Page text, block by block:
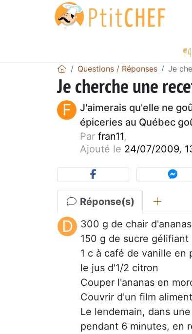
Questions / Réponses Je
Je cherche une
F
J'aimerais qu'elle ne
épiceries au Québec
Par fran11,
Ajouté le 24/07/2009,
Réponse(s)
D
300 g de chair
150 g de sucre gélifiant
1 c à café de vanille en
le jus d'1/2 citron
Couper l'ananas en
Couvrir d'un film
Le lendemain, dans
pendant 6 minutes, en